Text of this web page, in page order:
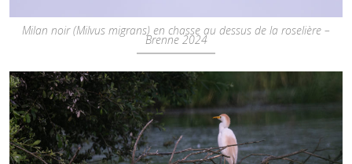
Milan noir (Milvus migrans) en chasse au dessus de la roselière –
Brenne 2024